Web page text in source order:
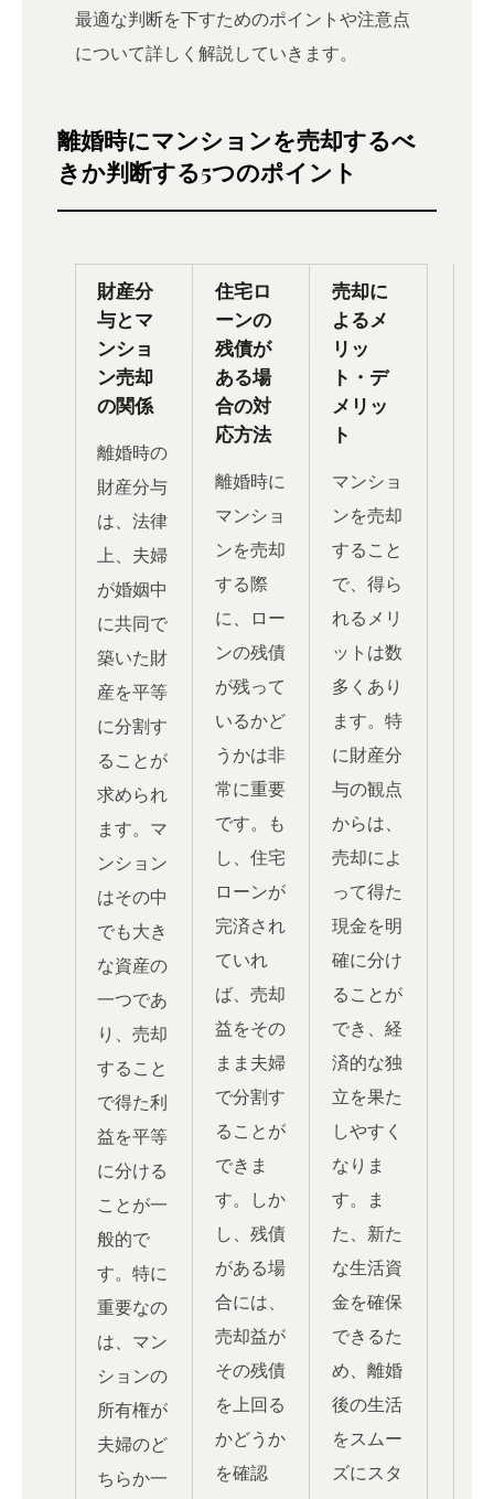
最適な判断を下すためのポイントや注意点
について詳しく解説していきます。
離婚時にマンションを売却するべ
きか判断する5つのポイント
財産分
与とマ
ンショ
ン売却
の関係
離婚時の
財産分与
は、法律
上、夫婦
が婚姻中
に共同で
築いた財
産を平等
に分割す
ることが
求められ
ます。マ
ンション
はその中
でも大き
な資産の
一つであ
り、売却
すること
で得た利
益を平等
に分ける
ことが一
般的で
す。特に
重要なの
は、マン
ションの
所有権が
夫婦のど
ちらか一
住宅ロ
ーンの
残債が
ある場
合の対
応方法
離婚時に
マンショ
ンを売却
する際
に、ロー
ンの残債
が残って
いるかど
うかは非
常に重要
です。も
し、住宅
ローンが
完済され
ていれ
ば、売却
益をその
まま夫婦
で分割す
ることが
できま
す。しか
し、残債
がある場
合には、
売却益が
その残債
を上回る
かどうか
を確認
売却に
よるメ
リッ
ト・デ
メリッ
ト
マンショ
ンを売却
すること
で、得ら
れるメリ
ットは数
多くあり
ます。特
に財産分
与の観点
からは、
売却によ
って得た
現金を明
確に分け
ることが
でき、経
済的な独
立を果た
しやすく
なりま
す。ま
た、新た
な生活資
金を確保
できるた
め、離婚
後の生活
をスムー
ズにスタ